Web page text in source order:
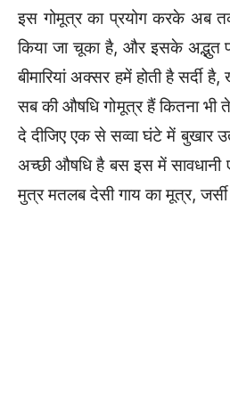
इस गोमूत्र का प्रयोग करके अब
किया जा चूका है, और इसके अद्भुत
बीमारियां अक्सर हमें होती है सर्दी
सब की औषधि गोमूत्र हैं कितना भी
दे दीजिए एक से सव्वा घंटे में बुखार
अच्छी औषधि है बस इस में सावधानी
मुत्र मतलब देसी गाय का मूत्र, जर्सी